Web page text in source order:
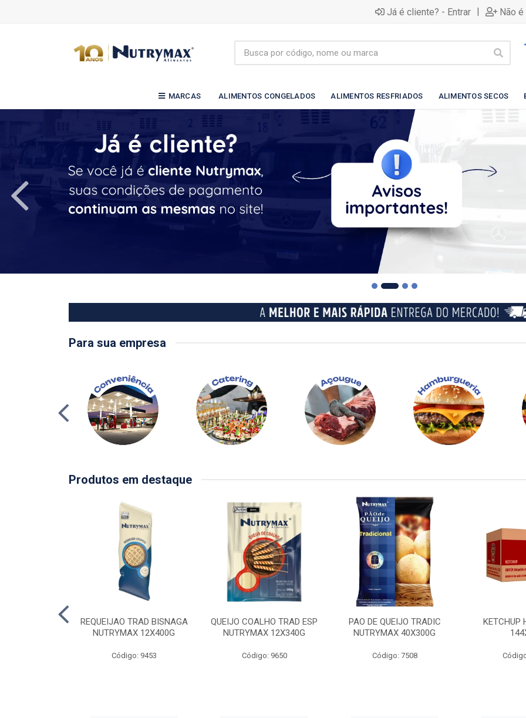
Já é cliente? - Entrar | Não
MARCAS ALIMENTOS CONGELADOS ALIMENTOS RESFRIADOS ALIMENTOS SECOS
Para sua empresa
Produtos em destaque
REQUEIJAO TRAD BISNAGA
NUTRYMAX 12X400G
Código: 9453
QUEIJO COALHO TRAD ESP
NUTRYMAX 12X340G
Código: 9650
PAO DE QUEIJO TRADIC
NUTRYMAX 40X300G
Código: 7508
KETCHUP